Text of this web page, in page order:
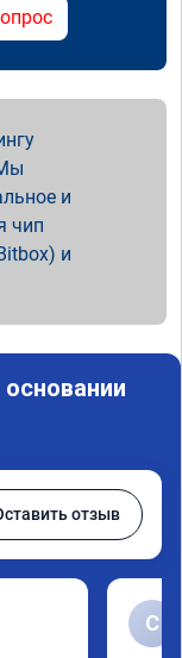
и
чип
и
отзыв
С